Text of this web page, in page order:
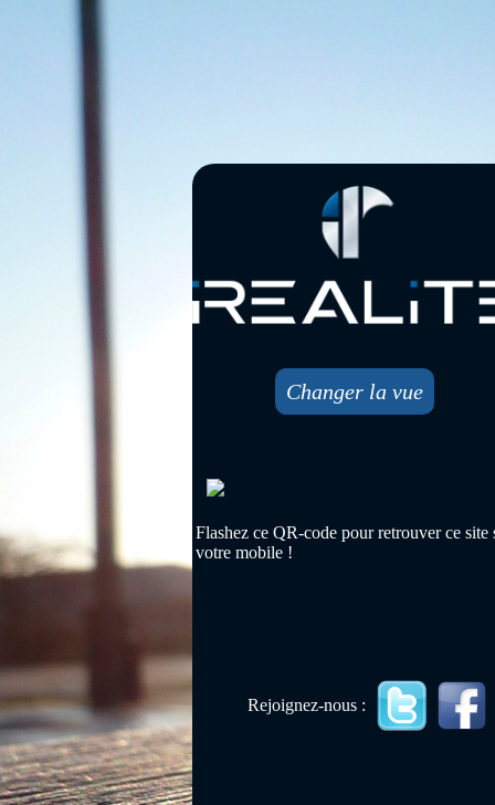
Changer la vue
Flashez ce QR-code pour retrouver ce site
votre mobile !
Rejoignez-nous :